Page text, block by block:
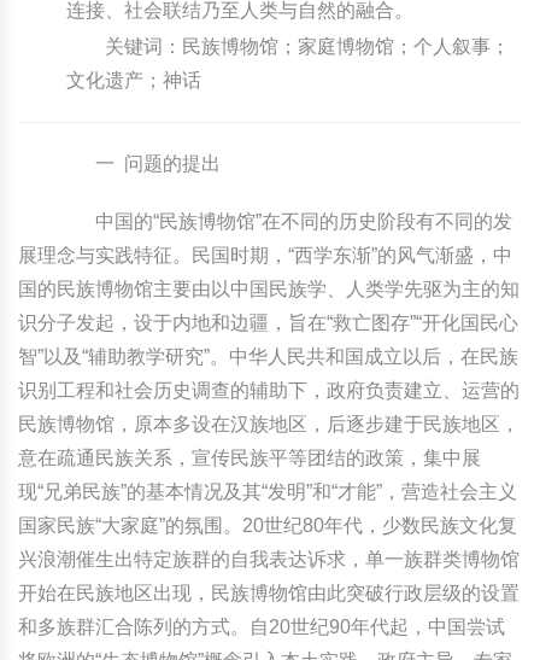
连接、社会联结乃至人类与自然的融合。
关键词：民族博物馆；家庭博物馆；个人叙事；
文化遗产；神话
一 问题的提出
中国的“民族博物馆”在不同的历史阶段有不同的发
展理念与实践特征。民国时期，“西学东渐”的风气渐盛，中
国的民族博物馆主要由以中国民族学、人类学先驱为主的知
识分子发起，设于内地和边疆，旨在“救亡图存”“开化国民心
智”以及“辅助教学研究”。中华人民共和国成立以后，在民族
识别工程和社会历史调查的辅助下，政府负责建立、运营的
民族博物馆，原本多设在汉族地区，后逐步建于民族地区，
意在疏通民族关系，宣传民族平等团结的政策，集中展
现“兄弟民族”的基本情况及其“发明”和“才能”，营造社会主义
国家民族“大家庭”的氛围。20世纪80年代，少数民族文化复
兴浪潮催生出特定族群的自我表达诉求，单一族群类博物馆
开始在民族地区出现，民族博物馆由此突破行政层级的设置
和多族群汇合陈列的方式。自20世纪90年代起，中国尝试